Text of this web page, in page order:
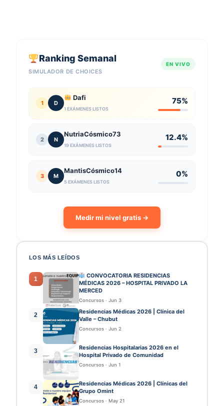
Ranking Semanal
SIMULADOR DE CHOICES
EN VIVO
1 D
Dafi
1 EXÁMENES LISTOS
75%
2 N
NutriaCósmico73
19 EXÁMENES LISTOS
12.4%
3 M
MantisCósmico14
5 EXÁMENES LISTOS
0%
Medir mi nivel gratis →
LOS MÁS LEÍDOS
1
CONVOCATORIA RESIDENCIAS
MÉDICAS 2026 – HOSPITAL PRIVADO LA
MERCED
Concursos · Jun 3
2
Residencias Médicas 2026 | Clínica del
Valle – Chubut
Concursos · Jun 2
3
Residencias Hospitalarias 2026 en el
Hospital Privado de Comunidad
Concursos · Jun 1
4
Residencias Médicas 2026 | Clínicas del
Grupo Omint
Concursos · May 21